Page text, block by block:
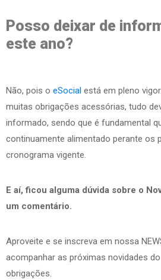
Posso deixar de
este ano?
Não, pois o eSocial está em pleno
muitas obrigações acessórias, tudo
informado, sendo que é fundamental
continuamente alimentado perante os
cronograma vigente.
E aí, ficou alguma dúvida sobre o
um comentário.
Aproveite e se inscreva em nossa
acompanhar as próximas novidades
obrigações.